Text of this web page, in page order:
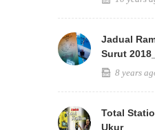
Jadual
Surut
8 years
Total
Ukur